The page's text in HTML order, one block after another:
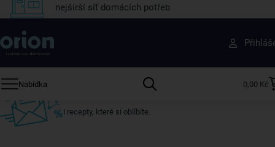
nejširší síť domácích potřeb
Nabídka 0,00 Kč
Získejte rady, recepty a tipy na slevy dřív než
ostatní
Přihlaste se k odběru našeho newsletteru.
i recepty, které si oblíbíte.